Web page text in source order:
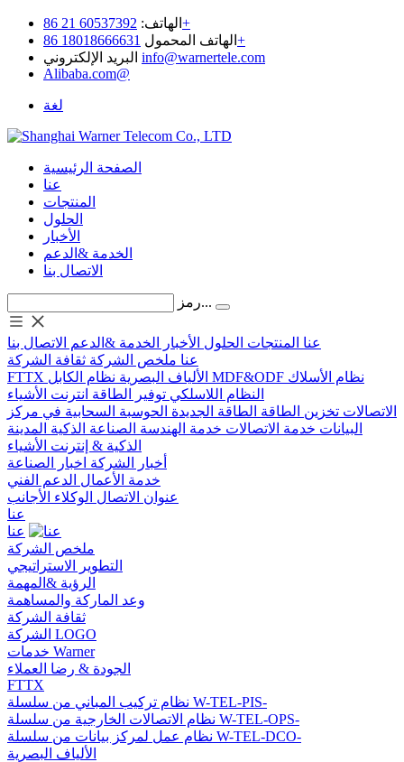
الهاتف: 60537392 21 86+
الهاتف المحمول 18018666631 86+
info@warnertele.com
Alibaba.com@
لغة
الصفحة الرئيسية
عنا
المنتجات
الحلول
الأخبار
الخدمة &الدعم
الاتصال بنا
رمز...
عنا المنتجات الحلول الأخبار الخدمة &الدعم
الاتصال بنا
عنا ملخص الشركة ثقافة الشركة
FTTX
الألياف البصرية MDF&ODF نظام الأسلاك
النظام اللاسلكي توفير الطاقة انترنت الأشياء
الاتصالات تخزين الطاقة الطاقة الجديدة الحوسبة السحابية في مركز
البيانات خدمة الاتصالات خدمة الهندسة الصناعة الذكية المدينة
الذكية & إنترنت الأشياء
أخبار الشركة اخبار الصناعة
خدمة الأعمال الدعم الفني
عنوان الاتصال الوكلاء الأجانب
عنا
عنا
ملخص الشركة
التطوير الاستراتيجي
الرؤية &المهمة
وعد الماركة والمساهمة
ثقافة الشركة
الشركة LOGO
خدمات Warner
الجودة & رضا العملاء
FTTX
نظام تركيب المباني من سلسلة W-TEL-PIS-
نظام الاتصالات الخارجية من سلسلة W-TEL-OPS-
نظام عمل لمركز بيانات من سلسلة W-TEL-DCO-
الألياف البصرية